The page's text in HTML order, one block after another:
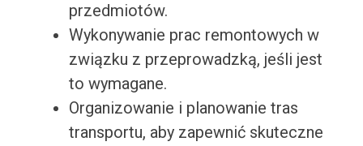
przedmiotów.
Wykonywanie prac remontowych w
związku z przeprowadzką, jeśli jest
to wymagane.
Organizowanie i planowanie tras
transportu, aby zapewnić skuteczne